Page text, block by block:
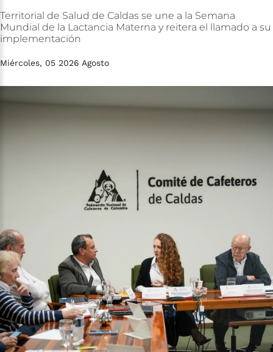
Territorial de Salud de Caldas se une a la Semana
Mundial de la Lactancia Materna y reitera el llamado a su
implementación
Miércoles, 05 2026 Agosto